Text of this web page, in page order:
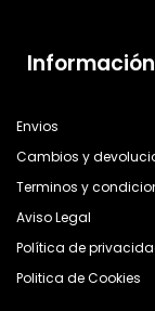
Información
Envios
Cambios y
Terminos y
Aviso Legal
Política de
Politica de Cookies